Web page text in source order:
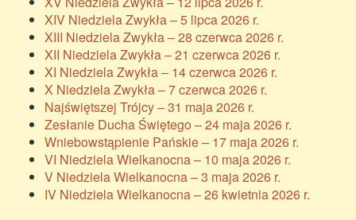
XIV Niedziela Zwykła – 5 lipca 2026 r.
XIII Niedziela Zwykła – 28 czerwca 2026 r.
XII Niedziela Zwykła – 21 czerwca 2026 r.
XI Niedziela Zwykła – 14 czerwca 2026 r.
X Niedziela Zwykła – 7 czerwca 2026 r.
Najświętszej Trójcy – 31 maja 2026 r.
Zesłanie Ducha Świętego – 24 maja 2026 r.
Wniebowstąpienie Pańskie – 17 maja 2026 r.
VI Niedziela Wielkanocna – 10 maja 2026 r.
V Niedziela Wielkanocna – 3 maja 2026 r.
IV Niedziela Wielkanocna – 26 kwietnia 2026 r.